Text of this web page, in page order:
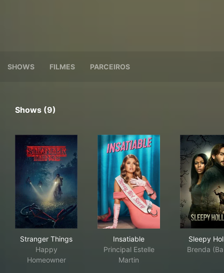
SHOWS FILMES PARCEIROS
Shows (9)
Stranger Things
Happy
Homeowner
Insatiable
Principal Estelle
Martin
Sleepy
Brenda